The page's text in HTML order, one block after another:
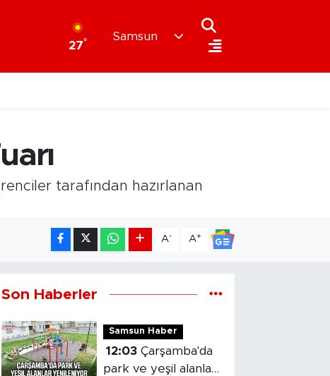
27°
Samsun
tarafından hazırlanan
A- A+
Son Haberler
Samsun Haber
12:03 Çarşamba'da
park ve yeşil alanlar